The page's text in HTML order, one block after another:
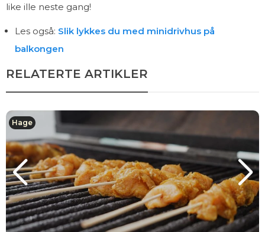
like ille neste gang!
Les også: Slik lykkes du med minidrivhus på
balkongen
RELATERTE ARTIKLER
Hage